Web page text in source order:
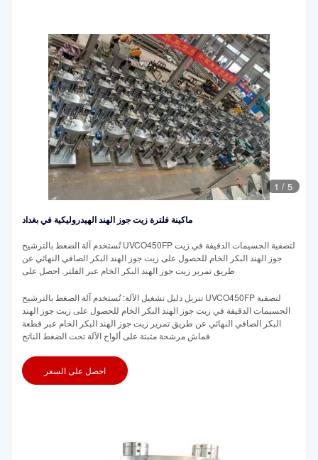
1 / 5
ماكينة فلترة زيت جوز الهند الهيدروليكية في بغداد
تُستخدم آلة الضغط بالترشيح UVCO450FP لتصفية الجسيمات الدقيقة في زيت
جوز الهند البكر الخام للحصول على زيت جوز الهند البكر الصافي النهائي عن
طريق تمرير زيت جوز الهند البكر الخام عبر الفلتر. احصل على
تنزيل دليل تشغيل الآلة: تُستخدم آلة الضغط بالترشيح UVCO450FP لتصفية
الجسيمات الدقيقة في زيت جوز الهند البكر الخام للحصول على زيت جوز الهند
البكر الصافي النهائي عن طريق تمرير زيت جوز الهند البكر الخام عبر قطعة
قماش مرشحة مثبتة على ألواح الآلة تحت الضغط الناتج
احصل على السعر